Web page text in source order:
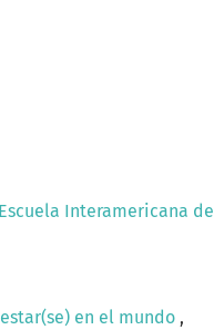
Interamericana de
en el mundo ,